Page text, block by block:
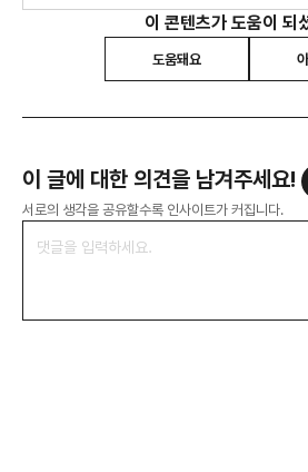
이 콘텐츠가 도움이 되
도움돼요
이 글에 대한 의견을 남겨주세요!
서로의 생각을 공유할수록 인사이트가 커집니다.